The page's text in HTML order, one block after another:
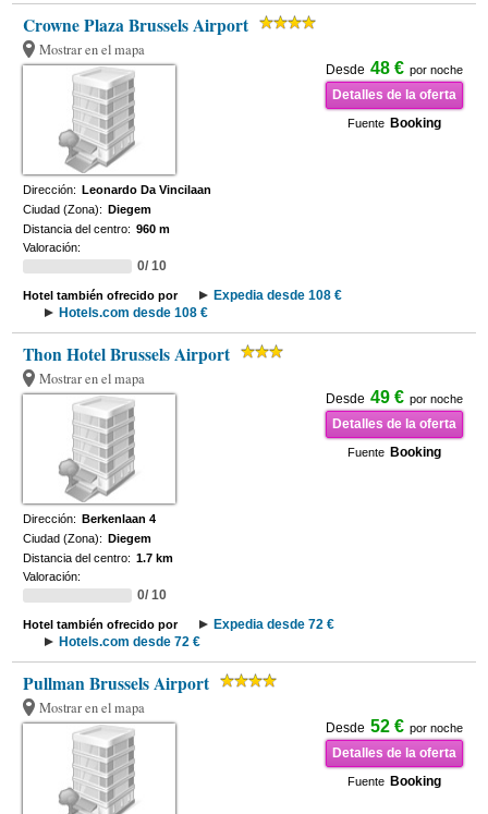
Crowne Plaza Brussels Airport
Mostrar en el mapa
Desde 48 € por noche
Detalles de la oferta
Fuente Booking
Dirección: Leonardo Da Vincilaan
Ciudad (Zona): Diegem
Distancia del centro: 960 m
Valoración:
0/ 10
Hotel también ofrecido por
Expedia desde 108 €
Hotels.com desde 108 €
Thon Hotel Brussels Airport
Mostrar en el mapa
Desde 49 € por noche
Detalles de la oferta
Fuente Booking
Dirección: Berkenlaan 4
Ciudad (Zona): Diegem
Distancia del centro: 1.7 km
Valoración:
0/ 10
Hotel también ofrecido por
Expedia desde 72 €
Hotels.com desde 72 €
Pullman Brussels Airport
Mostrar en el mapa
Desde 52 € por noche
Detalles de la oferta
Fuente Booking